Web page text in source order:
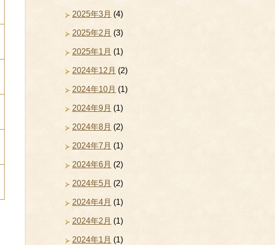
2025年3月 (4)
2025年2月 (3)
2025年1月 (1)
2024年12月 (2)
2024年10月 (1)
2024年9月 (1)
2024年8月 (2)
2024年7月 (1)
2024年6月 (2)
2024年5月 (2)
2024年4月 (1)
2024年2月 (1)
2024年1月 (1)